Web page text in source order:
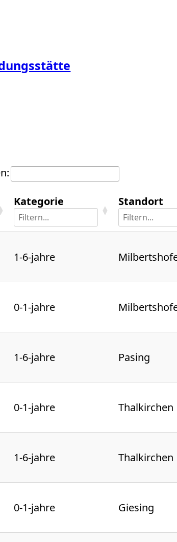
Kategorie Standort
1-6-jahre
0-1-jahre
1-6-jahre Pasing
0-1-jahre Thalkirchen
1-6-jahre Thalkirchen
0-1-jahre Giesing